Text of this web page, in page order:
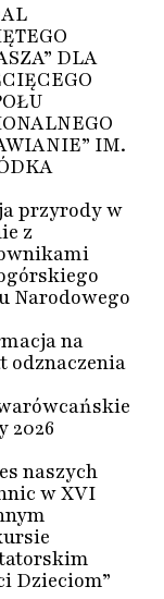
DLA
IM.
przyrody w
z
Narodowego
na
odznaczenia
2026
naszych
w XVI
Dzieciom”